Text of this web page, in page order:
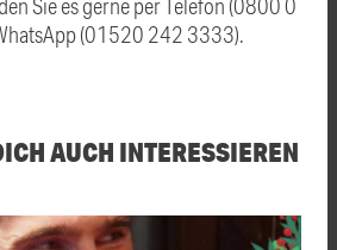
Sie es gerne per Telefon (0800 0
(01520 242 3333).
AUCH INTERESSIEREN